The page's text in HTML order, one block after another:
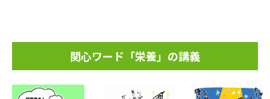
関心ワード「栄養」の講義